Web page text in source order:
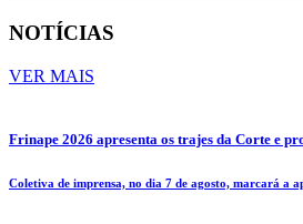
NOTÍCIAS
VER MAIS
Frinape 2026 apresenta os trajes da Corte e
Coletiva de imprensa, no dia 7 de agosto, marcará a